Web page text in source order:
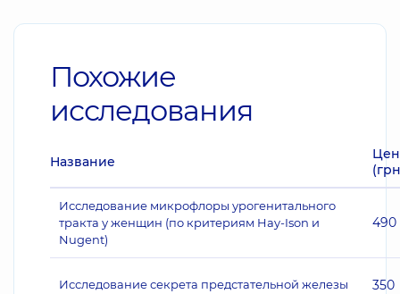
Похожие
исследования
Название
Исследование микрофлоры урогенитального
тракта у женщин (по критериям Hay-Ison и
Nugent)
490
Исследование секрета предстательной железы 350